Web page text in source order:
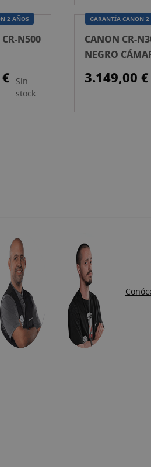
2 AÑOS
N500
Sin
stock
GARANTÍA CANON 2
CANON CR-
NEGRO
PTZ
3.149,00 €